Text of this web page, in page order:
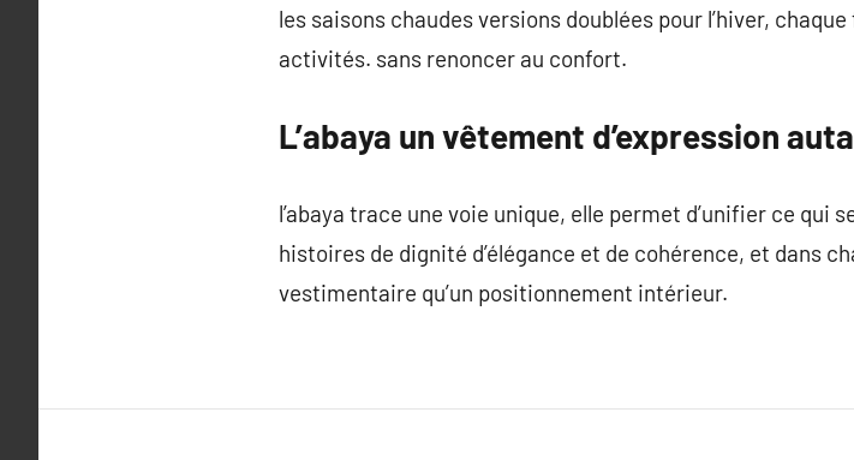
les saisons chaudes versions doublées pour l’hiver,
activités. sans renoncer au confort.
L’abaya un vêtement d’expression
l’abaya trace une voie unique, elle permet d’unifier ce qui
histoires de dignité d’élégance et de cohérence, et dans
vestimentaire qu’un positionnement intérieur.